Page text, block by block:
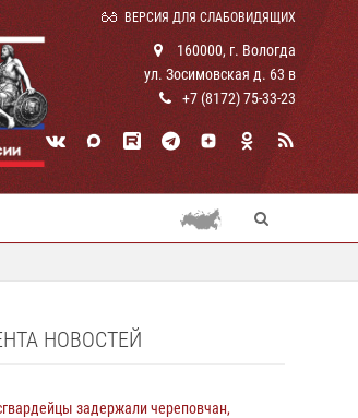
ВЕРСИЯ ДЛЯ СЛАБОВИДЯЩИХ
160000, г. Вологда
ул. Зосимовская д. 63 в
+7 (8172) 75-33-23
НОВОСТЕЙ
задержали череповчан,